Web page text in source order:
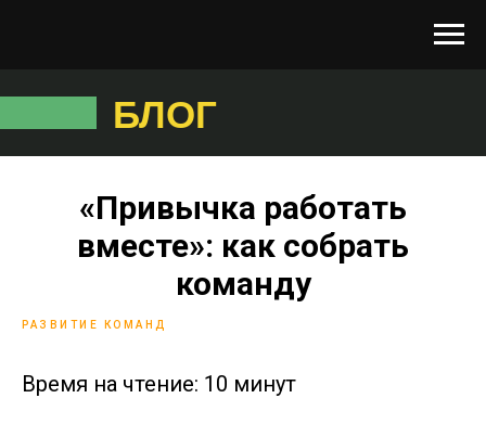
БЛОГ
«Привычка работать
вместе»: как собрать
команду
РАЗВИТИЕ КОМАНД
Время на чтение: 10 минут